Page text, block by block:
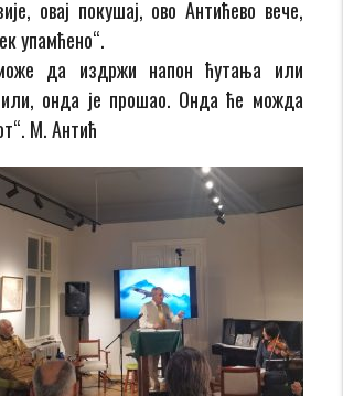
овај покушај, ово Антићево вече,
упамћено“.
да издржи напон ћутања или
онда је прошао. Онда ће можда
М. Антић